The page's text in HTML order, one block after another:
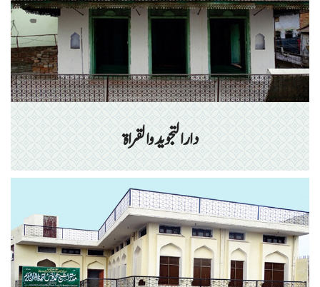
دارالتجوید والقراۃ